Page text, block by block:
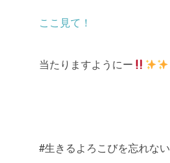
ここ見て！
当たりますようにー
#生きるよろこびを忘れない